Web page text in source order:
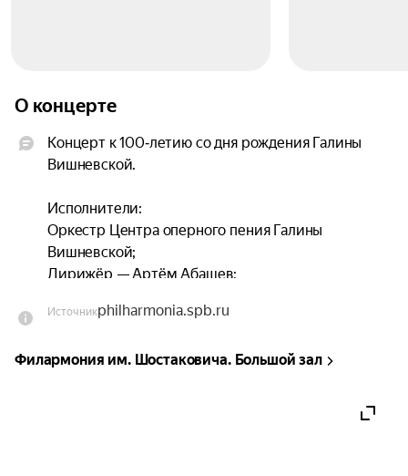
О концерте
Концерт к 100‑летию со дня рождения Галины
Вишневской.
Исполнители:
Оркестр Центра оперного пения Галины
Вишневской;
Дирижёр — Артём Абашев;
Источникphilharmonia.spb.ru
Филармония им. Шостаковича. Большой зал